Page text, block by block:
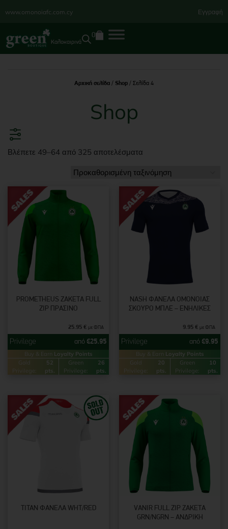
www.omonoiafc.com.cy Εγγραφή
Καλοκαιρινά
0
Αρχική σελίδα / Shop / Σελίδα 4
Shop
Βλέπετε 49–64 από 325 αποτελέσματα
PROMETHEUS ΖΑΚΈΤΑ FULL
ZIP ΠΡΆΣΙΝΟ
25.95 € με ΦΠΑ
από €25.95
Buy & Earn Loyalty Points
Gold
Privilege:
52
pts.
Green
Privilege:
26
pts.
NASH ΦΑΝΈΛΑ OMONOIAΣ
ΣΚΟΎΡΟ ΜΠΛΕ – ΕΝΉΛΙΚΕΣ
9.95 € με ΦΠΑ
από €9.95
Buy & Earn Loyalty Points
Gold
Privilege:
20
pts.
Green
Privilege:
10
pts.
TITAN ΦΑΝΕΛΑ WHT/RED
VANIR FULL ZIP ΖΑΚΈΤΑ
GRN/NGRN – ΑΝΔΡΙΚΉ